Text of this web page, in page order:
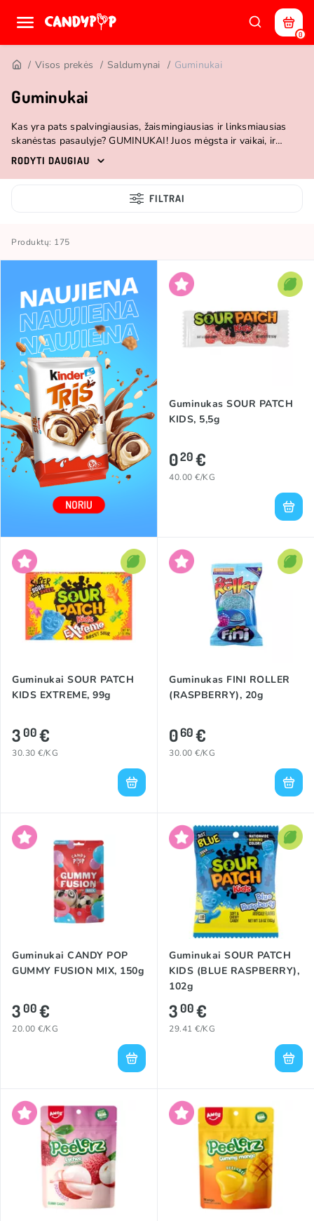
0
Visos prekės Saldumynai Guminukai
Guminukai
Kas yra pats spalvingiausias, žaismingiausias ir linksmiausias
skanėstas pasaulyje? GUMINUKAI! Juos mėgsta ir vaikai, ir
suaugusieji, o smagių kirmėliukų ar meškiukų rastum net
didžiausio paniurėlio kišenėje. Visai nesvarbu, ar jie ant stalo
atsiduria vakarėlio, ar Netflix‘o maratono metu. Kai norisi kažko
linksmo ir skanaus, guminukai kaipmat pakelia nuotaiką. Arba
RODYTI DAUGIAU
FILTRAI
Produktų: 175
Guminukas SOUR PATCH
KIDS, 5,5g
020€
40.00 €/KG
Guminukai SOUR PATCH
KIDS EXTREME, 99g
300€
30.30 €/KG
Guminukas FINI ROLLER
(RASPBERRY), 20g
060€
30.00 €/KG
Guminukai CANDY POP
GUMMY FUSION MIX, 150g
300€
20.00 €/KG
Guminukai SOUR PATCH
KIDS (BLUE RASPBERRY),
102g
300€
29.41 €/KG